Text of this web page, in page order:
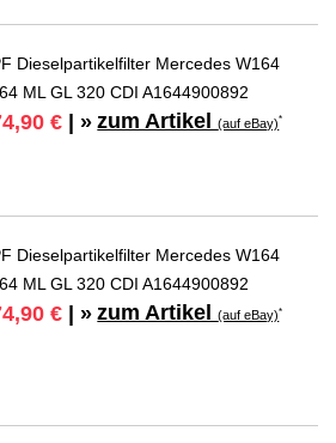
Dieselpartikelfilter Mercedes W164
ML GL 320 CDI A1644900892
€ | » zum Artikel(auf eBay)*
Dieselpartikelfilter Mercedes W164
ML GL 320 CDI A1644900892
€ | » zum Artikel(auf eBay)*